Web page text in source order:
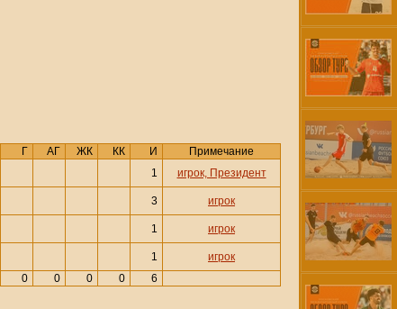
Г АГ ЖК КК И
Примечание
1
игрок, Президент
3
игрок
1
игрок
1
игрок
0 0 0 0 6